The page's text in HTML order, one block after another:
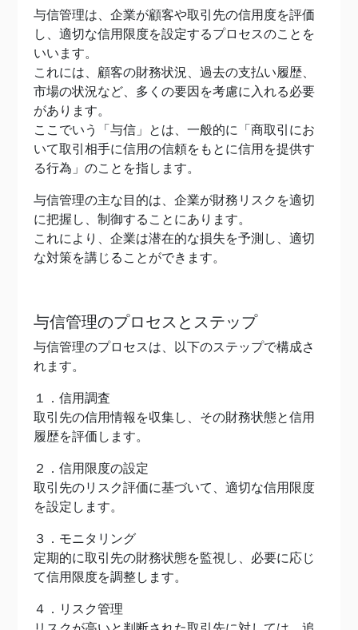
与信管理は、企業が顧客や取引先の信用度を評価
し、適切な信用限度を設定するプロセスのことを
いいます。
これには、顧客の財務状況、過去の支払い履歴、
市場の状況など、多くの要因を考慮に入れる必要
があります。
ここでいう「与信」とは、一般的に「商取引にお
いて取引相手に信用の信頼をもとに信用を提供す
る行為」のことを指します。
与信管理の主な目的は、企業が財務リスクを適切
に把握し、制御することにあります。
これにより、企業は潜在的な損失を予測し、適切
な対策を講じることができます。
与信管理のプロセスとステップ
与信管理のプロセスは、以下のステップで構成さ
れます。
１．信用調査
取引先の信用情報を収集し、その財務状態と信用
履歴を評価します。
２．信用限度の設定
取引先のリスク評価に基づいて、適切な信用限度
を設定します。
３．モニタリング
定期的に取引先の財務状態を監視し、必要に応じ
て信用限度を調整します。
４．リスク管理